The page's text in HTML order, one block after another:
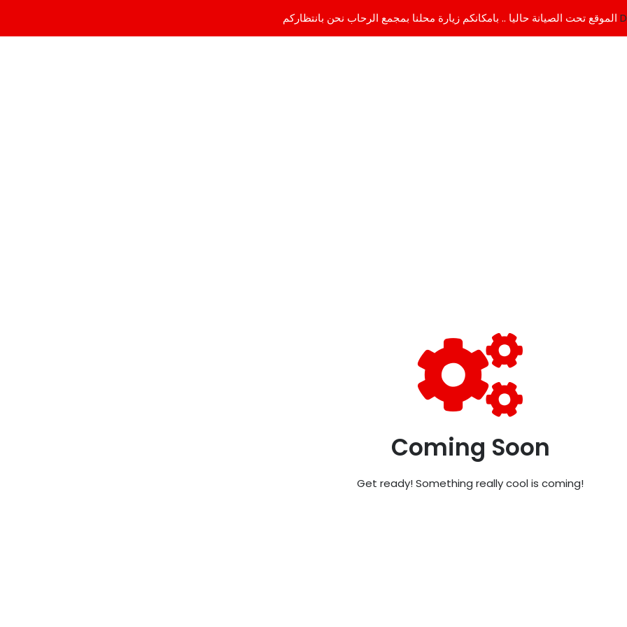
Coming Soon
Get ready! Something really cool is coming!